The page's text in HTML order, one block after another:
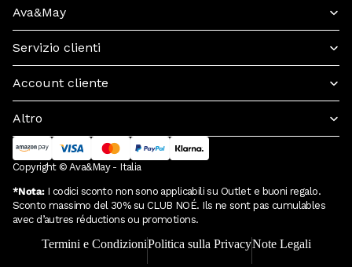
Ava&May
Servizio clienti
Account cliente
Altro
Copyright © Ava&May - Italia
*Nota:I codici sconto non sono applicabili su Outlet e buoni regalo.
Sconto massimo del 30% su CLUB NOÉ. Ils ne sont pas cumulables
avec d’autres réductions ou promotions.
Termini e CondizioniPolitica sulla PrivacyNote Legali